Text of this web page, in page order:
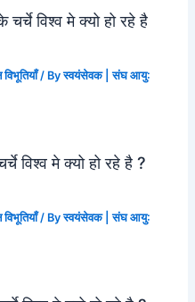
चर्चे विश्व मे क्यो हो रहे है
/ Byस्वयंसेवक | संघ आयु:
विश्व मे क्यो हो रहे है ?
/ Byस्वयंसेवक | संघ आयु: